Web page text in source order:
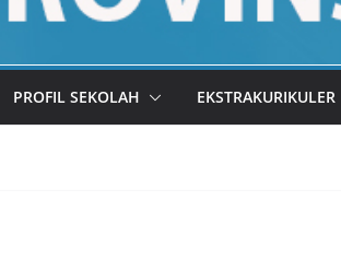
PROFIL SEKOLAH EKSTRAKURIKULER